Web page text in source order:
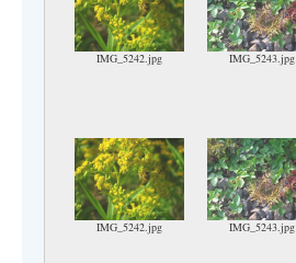
IMG_5242.jpg IMG_5243.jpg
IMG_5242.jpg IMG_5243.jpg